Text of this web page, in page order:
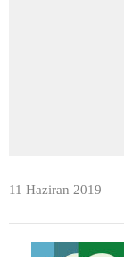
11 Haziran 2019